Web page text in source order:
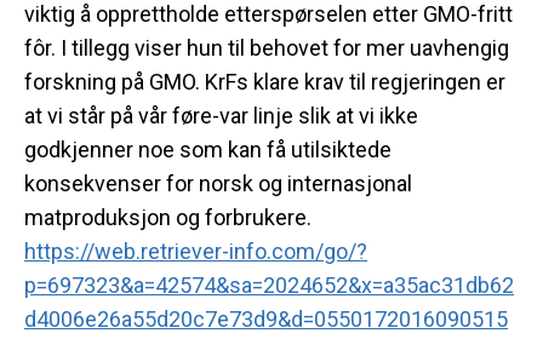
viktig å opprettholde etterspørselen etter GMO-fritt
fôr. I tillegg viser hun til behovet for mer uavhengig
forskning på GMO. KrFs klare krav til regjeringen er
at vi står på vår føre-var linje slik at vi ikke
godkjenner noe som kan få utilsiktede
konsekvenser for norsk og internasjonal
matproduksjon og forbrukere.
https://web.retriever-info.com/go/?
p=697323&a=42574&sa=2024652&x=a35ac31db62
d4006e26a55d20c7e73d9&d=0550172016090515